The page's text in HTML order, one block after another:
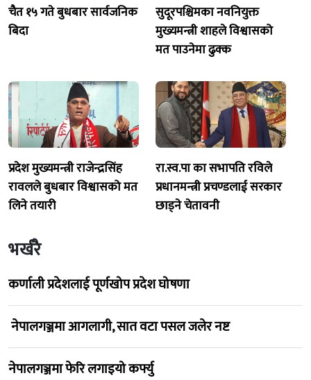
चैत १५ गते बुधबार सार्वजनिक
बिदा
सुदूरपश्चिमका नवनियुक्त
मुख्यमन्त्री शाहले विश्वासको
मत पाउनेमा ढुक्क
प्रदेश मुख्यमन्त्री राजेन्द्रसिंह
रावलले बुधबार विश्वासको मत
लिने तयारी
रा.स्व.पा का सभापति रविले
प्रधानमन्त्री प्रचण्डलाई सरकार
छाड्ने चेतावनी
भर्खरै
कर्णाली प्रदेशलाई पूर्णखोप प्रदेश घोषणा
नेपालगञ्जमा आगलागी, सात वटा पसल जलेर नष्ट
नेपालगञ्जमा फेरि लगाइयो कर्फ्यु